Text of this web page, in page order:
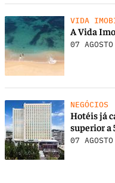
VIDA
A Vida
07
NEGÓCIOS
Hotéis já
superior a
07